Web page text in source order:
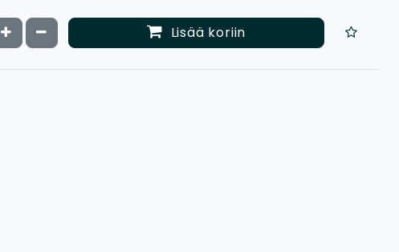
Kasvata määrää
Vähennä määrää Lisää koriin